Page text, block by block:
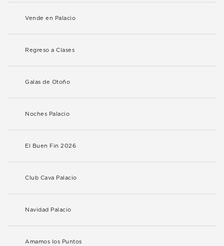
Vende en Palacio
Regreso a Clases
Galas de Otoño
Noches Palacio
El Buen Fin 2026
Club Cava Palacio
Navidad Palacio
Amamos los Puntos